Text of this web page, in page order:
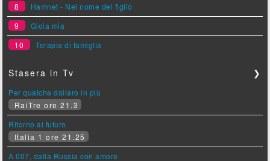
8
Hamnet - Nel nome del figlio
9
Gioia mia
10
Terapia di famiglia
Stasera in Tv ❯
Per qualche dollaro in più
RaiTre ore 21.3
Ritorno al futuro
Italia 1 ore 21.25
A 007, dalla Russia con amore